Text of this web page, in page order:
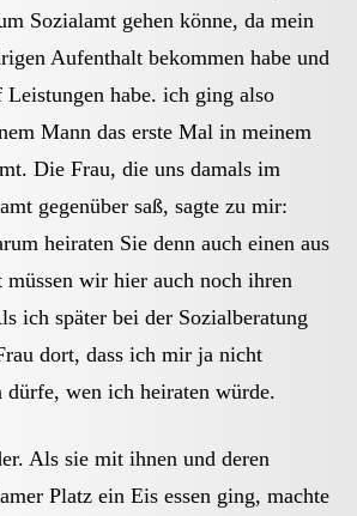
Sozialamt gehen könne, da mein
Aufenthalt bekommen habe und
habe. ich ging also
Mann das erste Mal in meinem
Die Frau, die uns damals im
gegenüber saß, sagte zu mir:
heiraten Sie denn auch einen aus
müssen wir hier auch noch ihren
ich später bei der Sozialberatung
dort, dass ich mir ja nicht
dürfe, wen ich heiraten würde.
Als sie mit ihnen und deren
Platz ein Eis essen ging, machte